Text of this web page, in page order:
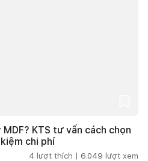
KTS tư vấn cách chọn
chi phí
4 lượt thích | 6.049 lượt xem